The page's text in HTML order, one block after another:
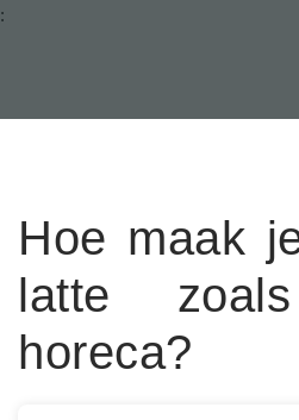
:
Hoe maak
latte
horeca?